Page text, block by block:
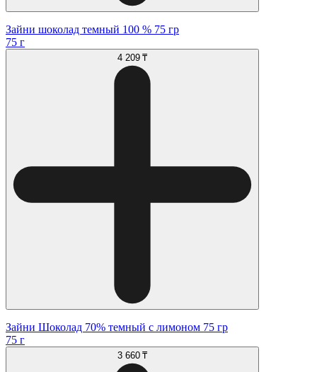
Зайни шоколад темный 100 % 75 гр
75 г
4 209 ₸
Зайни Шоколад 70% темный с лимоном 75 гр
75 г
3 660 ₸